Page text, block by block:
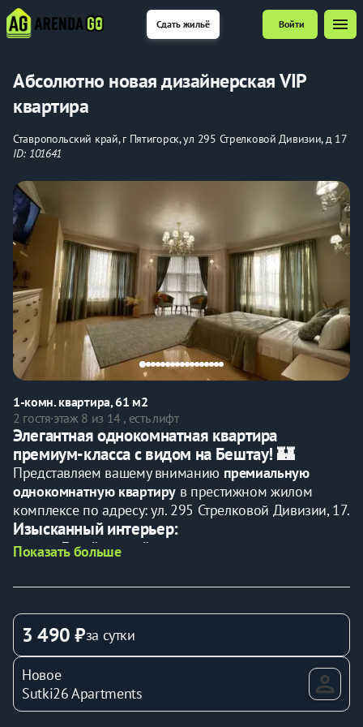
Сдать жильё Войти menu
Абсолютно новая дизайнерская VIP
квартира
Ставропольский край, г Пятигорск, ул 295 Стрелковой Дивизии, д 17
ID: 101641
1-комн. квартира, 61 м2
2 гостя·этаж 8 из 14 , есть лифт
Элегантная однокомнатная квартира
премиум-класса с видом на Бештау! 🏰
Представляем вашему вниманию премиальную
однокомнатную квартиру в престижном жилом
комплексе по адресу: ул. 295 Стрелковой Дивизии, 17.
Изысканный интерьер:
Дизайнерский ремонт
на гору Бештау
Комфортное размещение для 1-2 гостей:
Двуспальная кровать
матрасом
Приватная зона
для спокойного отдыха
Премиальная комплектация:
Современный Smart TV
Показать больше
3 490 ₽за сутки
Новое
Sutki26 Apartments